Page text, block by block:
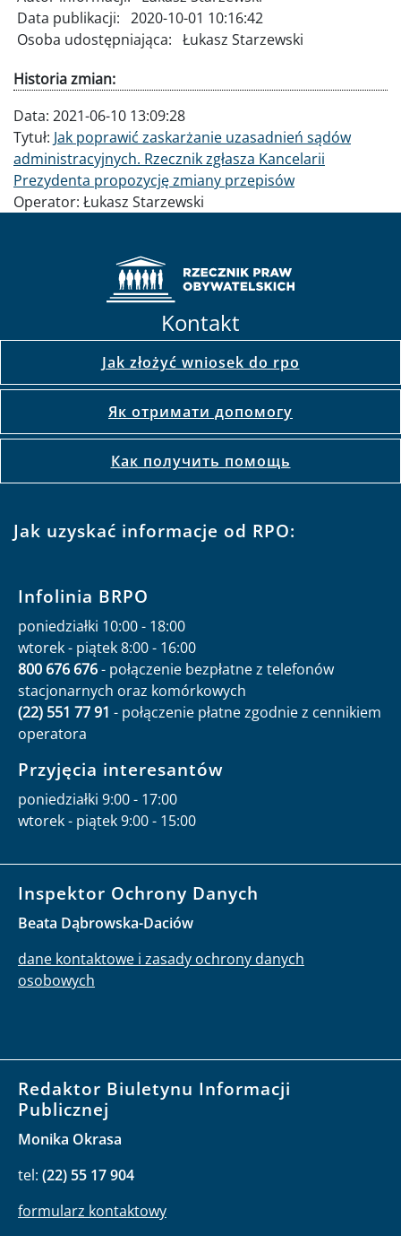
Data publikacji: 2020-10-01 10:16:42
Osoba udostępniająca: Łukasz Starzewski
Historia zmian:
Data: 2021-06-10 13:09:28
Tytuł: Jak poprawić zaskarżanie uzasadnień sądów
administracyjnych. Rzecznik zgłasza Kancelarii
Prezydenta propozycję zmiany przepisów
Operator: Łukasz Starzewski
Kontakt
Jak złożyć wniosek do rpo
Як отримати допомогу
Как получить помощь
Jak uzyskać informacje od RPO:
Infolinia BRPO
poniedziałki 10:00 - 18:00
wtorek - piątek 8:00 - 16:00
800 676 676- połączenie bezpłatne z telefonów
stacjonarnych oraz komórkowych
(22) 551 77 91 - połączenie płatne zgodnie z cennikiem
operatora
Przyjęcia interesantów
poniedziałki 9:00 - 17:00
wtorek - piątek 9:00 - 15:00
Inspektor Ochrony Danych
Beata Dąbrowska-Daciów
dane kontaktowe i zasady ochrony danych
osobowych
Redaktor Biuletynu Informacji
Publicznej
Monika Okrasa
tel: (22) 55 17 904
formularz kontaktowy